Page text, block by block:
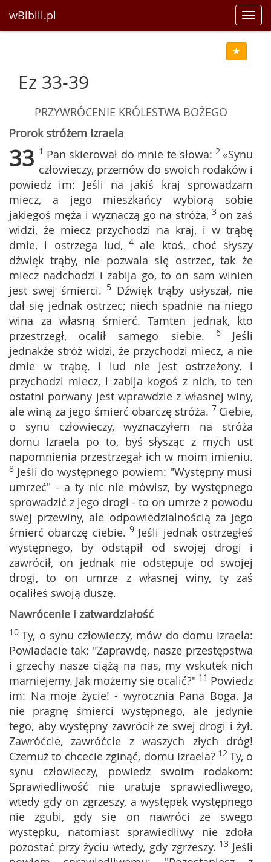
wBiblii.pl
Ez 33-39
PRZYWRÓCENIE KRÓLESTWA BOŻEGO
Prorok stróżem Izraela
33 1 Pan skierował do mnie te słowa: 2 «Synu
człowieczy, przemów do swoich rodaków i
powiedz im: Jeśli na jakiś kraj sprowadzam
miecz, a jego mieszkańcy wybiorą sobie
jakiegoś męża i wyznaczą go na stróża, 3 on zaś
widzi, że miecz przychodzi na kraj, i w trąbę
dmie, i ostrzega lud, 4 ale ktoś, choć słyszy
dźwięk trąby, nie pozwala się ostrzec, tak że
miecz nadchodzi i zabija go, to on sam winien
jest swej śmierci. 5 Dźwięk trąby usłyszał, nie
dał się jednak ostrzec; niech spadnie na niego
wina za własną śmierć. Tamten jednak, kto
przestrzegł, ocalił samego siebie. 6 Jeśli
jednakże stróż widzi, że przychodzi miecz, a nie
dmie w trąbę, i lud nie jest ostrzeżony, i
przychodzi miecz, i zabija kogoś z nich, to ten
ostatni porwany jest wprawdzie z własnej winy,
ale winą za jego śmierć obarczę stróża. 7 Ciebie,
o synu człowieczy, wyznaczyłem na stróża
domu Izraela po to, byś słysząc z mych ust
napomnienia przestrzegał ich w moim imieniu.
8 Jeśli do występnego powiem: "Występny musi
umrzeć" - a ty nic nie mówisz, by występnego
sprowadzić z jego drogi - to on umrze z powodu
swej przewiny, ale odpowiedzialnością za jego
śmierć obarczę ciebie. 9 Jeśli jednak ostrzegłeś
występnego, by odstąpił od swojej drogi i
zawrócił, on jednak nie odstępuje od swojej
drogi, to on umrze z własnej winy, ty zaś
ocaliłeś swoją duszę.
Nawrócenie i zatwardziałość
10Ty, o synu człowieczy, mów do domu Izraela:
Powiadacie tak: "Zaprawdę, nasze przestępstwa
i grzechy nasze ciążą na nas, my wskutek nich
marniejemy. Jak możemy się ocalić?" 11 Powiedz
im: Na moje życie! - wyrocznia Pana Boga. Ja
nie pragnę śmierci występnego, ale jedynie
tego, aby występny zawrócił ze swej drogi i żył.
Zawróćcie, zawróćcie z waszych złych dróg!
Czemuż to chcecie zginąć, domu Izraela?12 Ty, o
synu człowieczy, powiedz swoim rodakom:
Sprawiedliwość nie uratuje sprawiedliwego,
wtedy gdy on zgrzeszy, a występek występnego
nie zgubi, gdy się on nawróci ze swego
występku, natomiast sprawiedliwy nie zdoła
pozostać przy życiu wtedy, gdy zgrzeszy. 13 Jeśli